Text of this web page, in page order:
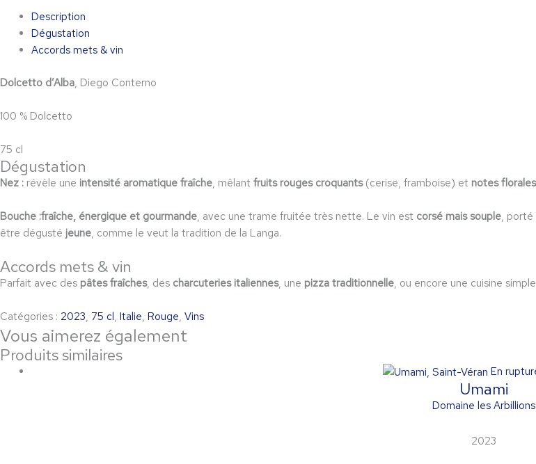
Description
Dégustation
Accords mets & vin
Dolcetto d’Alba, Diego Conterno
100 % Dolcetto
75 cl
Dégustation
Nez : révèle une intensité aromatique fraîche, mêlant fruits rouges croquants(cerise, framboise) et notes florales
Bouche :fraîche, énergique et gourmande, avec une trame fruitée très nette. Le vin est corsé mais souple, porté
être dégusté jeune, comme le veut la tradition de la Langa.
Accords mets & vin
Parfait avec des pâtes fraîches, des charcuteries italiennes, une pizza traditionnelle, ou encore une cuisine
Catégories : 2023, 75 cl, Italie, Rouge, Vins
Vous aimerez également
Produits similaires
En
Umami
Domaine les Arbillions
2023